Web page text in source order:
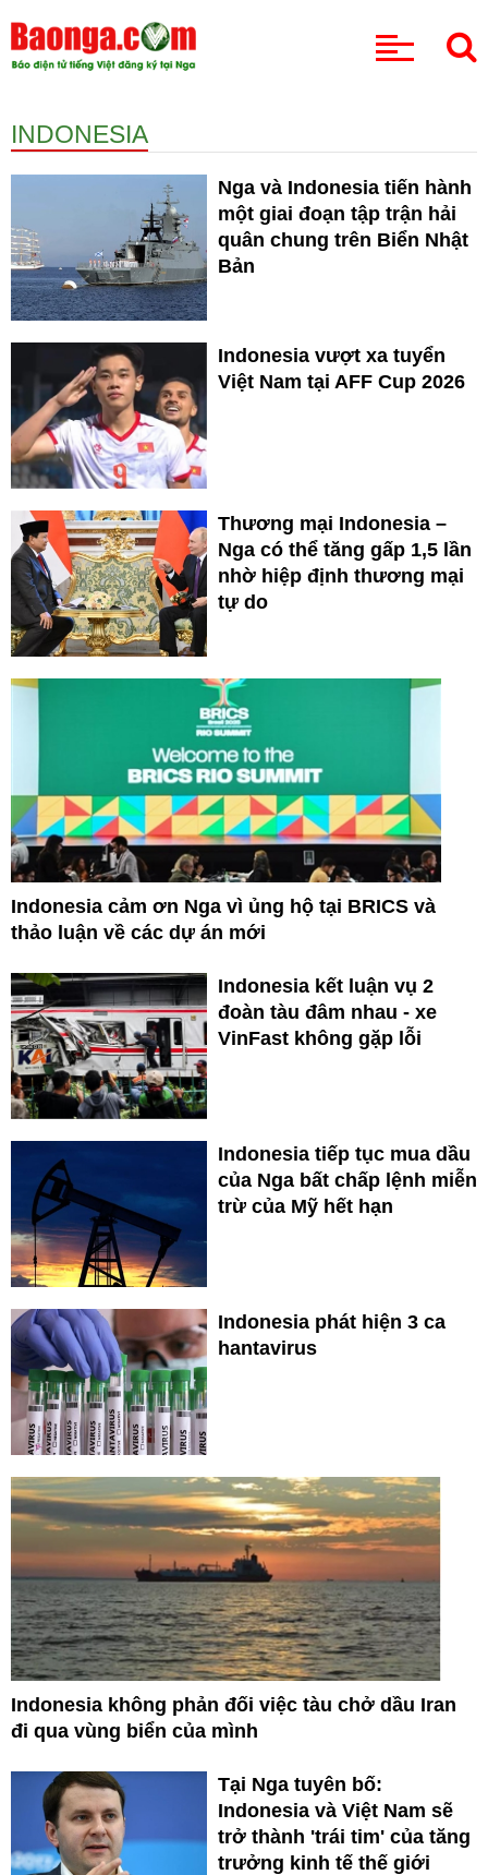
INDONESIA
Nga và Indonesia tiến hành
một giai đoạn tập trận hải
quân chung trên Biển Nhật
Bản
Indonesia vượt xa tuyển
Việt Nam tại AFF Cup 2026
Thương mại Indonesia –
Nga có thể tăng gấp 1,5 lần
nhờ hiệp định thương mại
tự do
Indonesia cảm ơn Nga vì ủng hộ tại BRICS và
thảo luận về các dự án mới
Indonesia kết luận vụ 2
đoàn tàu đâm nhau - xe
VinFast không gặp lỗi
Indonesia tiếp tục mua dầu
của Nga bất chấp lệnh miễn
trừ của Mỹ hết hạn
Indonesia phát hiện 3 ca
hantavirus
Indonesia không phản đối việc tàu chở dầu Iran
đi qua vùng biển của mình
Tại Nga tuyên bố:
Indonesia và Việt Nam sẽ
trở thành 'trái tim' của tăng
trưởng kinh tế thế giới